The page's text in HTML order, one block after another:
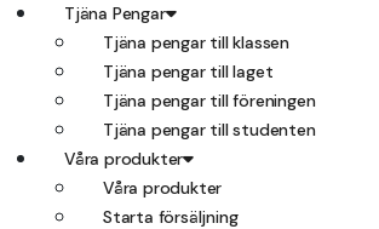
Tjäna Pengar
Tjäna pengar till klassen
Tjäna pengar till laget
Tjäna pengar till föreningen
Tjäna pengar till studenten
Våra produkter
Våra produkter
Starta försäljning